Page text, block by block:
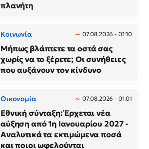
πλανήτη
Κοινωνία 07.08.2026 - 01:10
Μήπως βλάπτετε τα οστά σας
χωρίς να το ξέρετε; Οι συνήθειες
που αυξάνουν τον κίνδυνο
Οικονομία 07.08.2026 - 01:01
Εθνική σύνταξη: Έρχεται νέα
αύξηση από 1η Ιανουαρίου 2027 -
Αναλυτικά τα εκτιμώμενα ποσά
και ποιοι ωφελούνται